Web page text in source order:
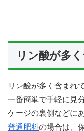
リン酸が多
リン酸が多く含まれ
一番簡単で手軽に見
ケージの裏側などに
普通肥料の場合は、